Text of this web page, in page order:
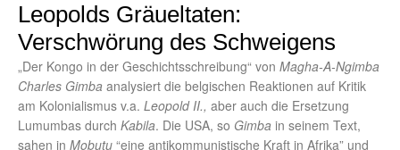
Leopolds Gräueltaten:
Verschwörung des Schweigens
„Der Kongo in der Geschichtsschreibung“ von Magha-A-Ngimba
Charles Gimba analysiert die belgischen Reaktionen auf Kritik
am Kolonialismus v.a. Leopold II., aber auch die Ersetzung
Lumumbas durch Kabila. Die USA, so Gimba in seinem Text,
sahen in Mobutu “eine antikommunistische Kraft in Afrika” und